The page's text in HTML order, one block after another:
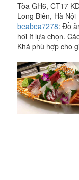
Tòa GH6, CT17
Long Biên, Hà Nội
beabea7278: Đồ
hơi ít lựa chọn.
Khá phù hợp cho